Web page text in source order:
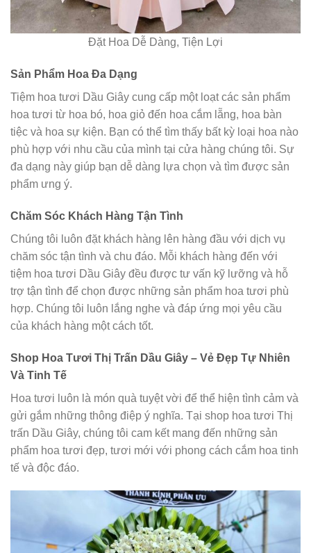
Đặt Hoa Dễ Dàng, Tiện Lợi
Sản Phẩm Hoa Đa Dạng
Tiệm hoa tươi Dầu Giây cung cấp một loạt các sản phẩm
hoa tươi từ hoa bó, hoa giỏ đến hoa cắm lẵng, hoa bàn
tiệc và hoa sự kiện. Bạn có thể tìm thấy bất kỳ loại hoa nào
phù hợp với nhu cầu của mình tại cửa hàng chúng tôi. Sự
đa dạng này giúp bạn dễ dàng lựa chọn và tìm được sản
phẩm ưng ý.
Chăm Sóc Khách Hàng Tận Tình
Chúng tôi luôn đặt khách hàng lên hàng đầu với dịch vụ
chăm sóc tận tình và chu đáo. Mỗi khách hàng đến với
tiệm hoa tươi Dầu Giây đều được tư vấn kỹ lưỡng và hỗ
trợ tận tình để chọn được những sản phẩm hoa tươi phù
hợp. Chúng tôi luôn lắng nghe và đáp ứng mọi yêu cầu
của khách hàng một cách tốt.
Shop Hoa Tươi Thị Trấn Dầu Giây – Vẻ Đẹp Tự Nhiên
Và Tinh Tế
Hoa tươi luôn là món quà tuyệt vời để thể hiện tình cảm và
gửi gắm những thông điệp ý nghĩa. Tại shop hoa tươi Thị
trấn Dầu Giây, chúng tôi cam kết mang đến những sản
phẩm hoa tươi đẹp, tươi mới với phong cách cắm hoa tinh
tế và độc đáo.